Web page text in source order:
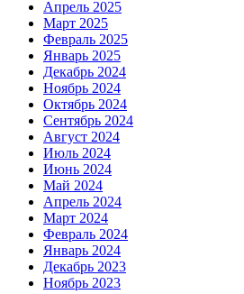
Апрель 2025
Март 2025
Февраль 2025
Январь 2025
Декабрь 2024
Ноябрь 2024
Октябрь 2024
Сентябрь 2024
Август 2024
Июль 2024
Июнь 2024
Май 2024
Апрель 2024
Март 2024
Февраль 2024
Январь 2024
Декабрь 2023
Ноябрь 2023